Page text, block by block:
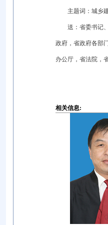
主题词：城乡
送：省委书记、
政府，省政府各部
办公厅，省法院，
相关信息: